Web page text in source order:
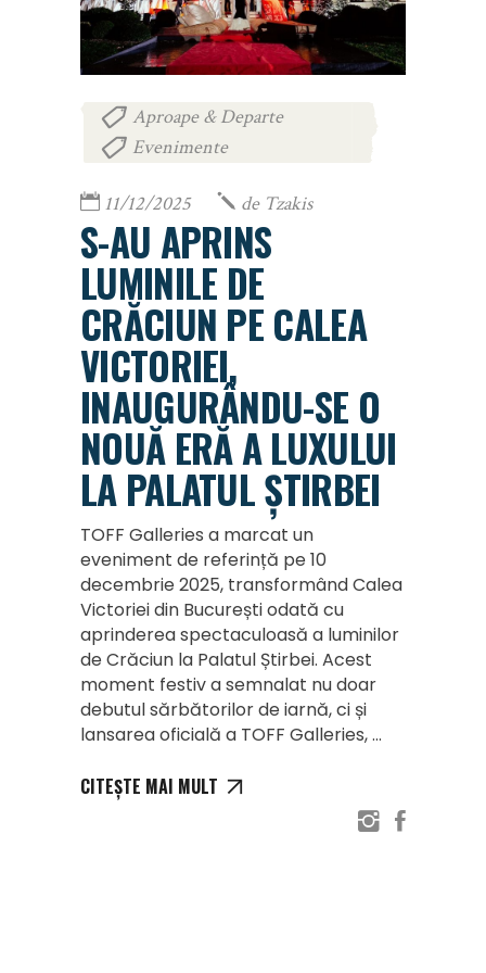
Aproape & Departe
Evenimente
11/12/2025 de Tzakis
S-AU APRINS
LUMINILE DE
CRĂCIUN PE CALEA
VICTORIEI,
INAUGURÂNDU-SE O
NOUĂ ERĂ A LUXULUI
LA PALATUL ȘTIRBEI
TOFF Galleries a marcat un
eveniment de referință pe 10
decembrie 2025, transformând Calea
Victoriei din București odată cu
aprinderea spectaculoasă a luminilor
de Crăciun la Palatul Știrbei. Acest
moment festiv a semnalat nu doar
debutul sărbătorilor de iarnă, ci și
lansarea oficială a TOFF Galleries,
CITEȘTE MAI MULT